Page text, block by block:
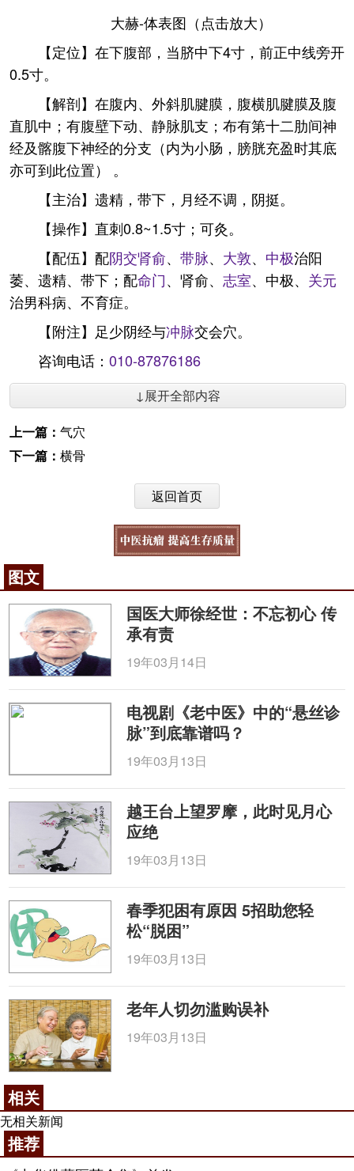
大赫-体表图（点击放大）
【定位】在下腹部，当脐中下4寸，前正中线旁开
0.5寸。
【解剖】在腹内、外斜肌腱膜，腹横肌腱膜及腹
直肌中；有腹壁下动、静脉肌支；布有第十二肋间神
经及髂腹下神经的分支（内为小肠，膀胱充盈时其底
亦可到此位置） 。
【主治】遗精，带下，月经不调，阴挺。
【操作】直刺0.8~1.5寸；可灸。
【配伍】配阴交肾俞、 带脉、 大敦、 中极治阳
萎、遗精、带下；配命门、肾俞、 志室、中极、 关元
治男科病、不育症。
【附注】足少阴经与冲脉交会穴。
咨询电话： 010-87876186
↓展开全部内容
上一篇： 气穴
下一篇： 横骨
返回首页
图文
国医大师徐经世：不忘初心 传
承有责
19年03月14日
电视剧《老中医》中的“悬丝诊
脉”到底靠谱吗？
19年03月13日
越王台上望罗摩，此时见月心
应绝
19年03月13日
春季犯困有原因 5招助您轻
松“脱困”
19年03月13日
老年人切勿滥购误补
19年03月13日
相关
无相关新闻
推荐